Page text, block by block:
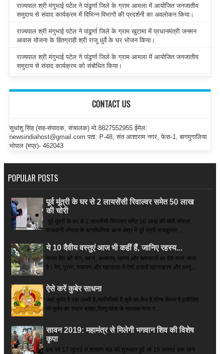
राज्यपाल श्री मंगुभाई पटेल ने पांढुर्णा जिले के ग्राम आमला में आयोजित जनजातीय
समुदाय से संवाद कार्यक्रम में विभिन्न विभागों की प्रदर्शनी का अवलोकन किया।
राज्यपाल श्री मंगुभाई पटेल ने पांढुर्णा जिले के ग्राम खुटामा में प्रधानमंत्री जनमन
आवास योजना के हितग्राही श्री राजू धुर्वे के घर भोजन किया।
राज्यपाल श्री मंगुभाई पटेल ने पांढुर्णा जिले के ग्राम आमला में आयोजित जनजातीय
समुदाय से संवाद कार्यक्रम को संबोधित किया।
CONTACT US
सुधांशु सिंह (सह-संपादक, संचालक) मो.8827552955 ईमेल:
newsindiahost@gmail.com पता: P-48, संत आशाराम नगर, फेस-1, बागमुगालिया
भोपाल (मप्र)- 462043
POPULAR POSTS
पूर्व मूंत्री के घर से 2 लायसेंसी रिवाल्वर समेत 50 लाख
की चोरी
पूर्व मूंत्री के घर से 2 लायसेंसी रिवाल्वर समेत 50 लाख की चोरी भोपाल:
राजधानी भोपाल के बागसेवनिया थाना क्षेत्र में पूर्व मंत्री राजकुमार ...
ये 10 दैवीय वस्तुएं आज भी कहीं हैं, जानिए रहस्य...
भारत देश को योग, ध्यान, अध्यात्म, रहस्य और चमत्कारों का देश माना जाता
है। वेद, पुराण, रामायण और महाभारत में ऐसी हजारों घटनाक्रम और वस्तु...
ऐसे करें कुबेर साधना
जहां कुबेर है­ वहां लक्ष्मी है,नवनिधियां हैं,सूर्य का तेज है,योग्य सेवक है,इसीलिए
तो कुबेर का स्थान ब्रह्मा,विष्णु,महेश के समकक्ष माना ग...
सावन 2019: महामंत्र से मिलेगी भगवान शिव की विशेष
कृपा
इस वर्ष 17 जुलाई से श्रावण माह की शुरुआत हुई जो 15 अगस्त तक रहने